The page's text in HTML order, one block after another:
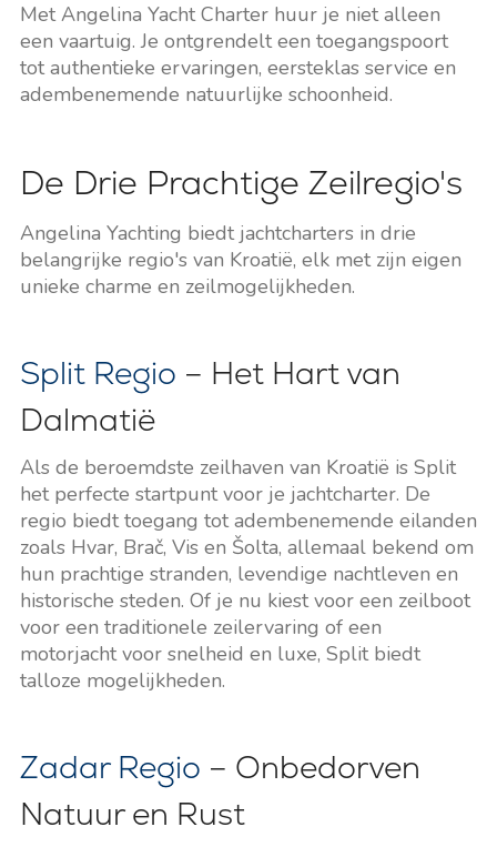
Met Angelina Yacht Charter huur je niet alleen
een vaartuig. Je ontgrendelt een toegangspoort
tot authentieke ervaringen, eersteklas service en
adembenemende natuurlijke schoonheid.
De Drie Prachtige Zeilregio's
Angelina Yachting biedt jachtcharters in drie
belangrijke regio's van Kroatië, elk met zijn eigen
unieke charme en zeilmogelijkheden.
Split Regio – Het Hart van
Dalmatië
Als de beroemdste zeilhaven van Kroatië is Split
het perfecte startpunt voor je jachtcharter. De
regio biedt toegang tot adembenemende eilanden
zoals Hvar, Brač, Vis en Šolta, allemaal bekend om
hun prachtige stranden, levendige nachtleven en
historische steden. Of je nu kiest voor een zeilboot
voor een traditionele zeilervaring of een
motorjacht voor snelheid en luxe, Split biedt
talloze mogelijkheden.
Zadar Regio – Onbedorven
Natuur en Rust